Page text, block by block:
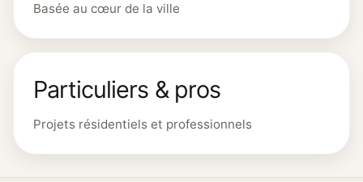
Basée au cœur de la ville
Particuliers & pros
Projets résidentiels et professionnels